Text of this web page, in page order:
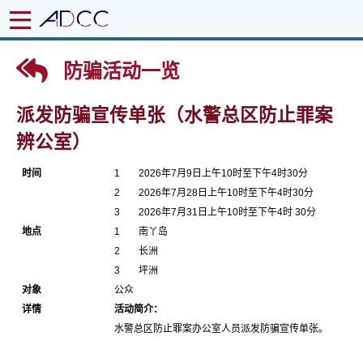
防骗活动一览
派发防骗宣传单张（水警总区防止罪案
辨公室）
时间
1
2
3
2026年7月9日上午10时至下午4时30分
2026年7月28日上午10时至下午4时30分
2026年7月31日上午10时至下午4时 30分
地点
1
2
3
南丫岛
长洲
坪洲
对象
公众
详情
活动简介：
水警总区防止罪案办公室人员派发防骗宣传单张。